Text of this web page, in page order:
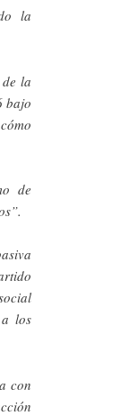
la
la
bajo
de
los
con